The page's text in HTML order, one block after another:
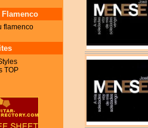
Flamenco
flamenco
TOP